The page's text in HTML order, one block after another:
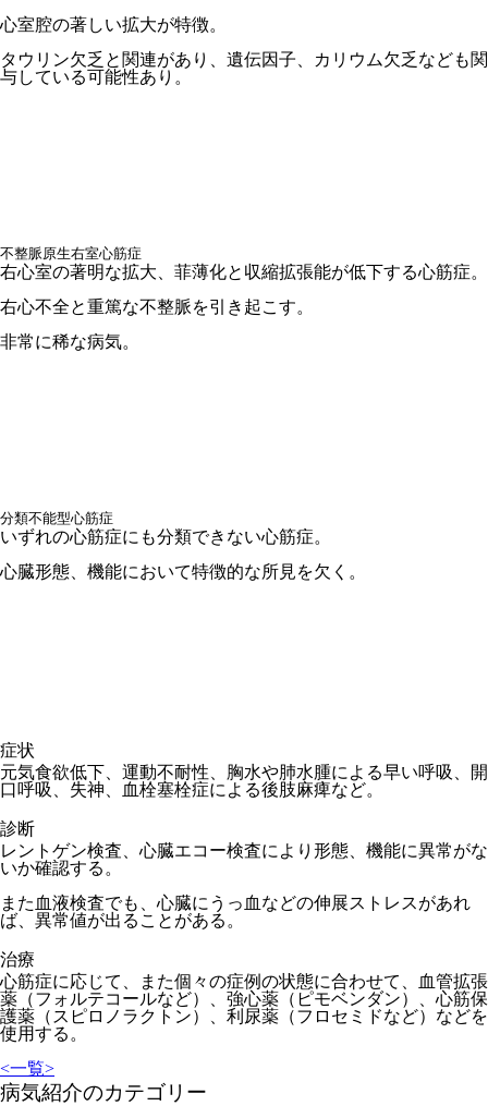
心室腔の著しい拡大が特徴。
タウリン欠乏と関連があり、遺伝因子、カリウム欠乏なども関
与している可能性あり。
不整脈原生右室心筋症
右心室の著明な拡大、菲薄化と収縮拡張能が低下する心筋症。
右心不全と重篤な不整脈を引き起こす。
非常に稀な病気。
分類不能型心筋症
いずれの心筋症にも分類できない心筋症。
心臓形態、機能において特徴的な所見を欠く。
症状
元気食欲低下、運動不耐性、胸水や肺水腫による早い呼吸、開
口呼吸、失神、血栓塞栓症による後肢麻痺など。
診断
レントゲン検査、心臓エコー検査により形態、機能に異常がな
いか確認する。
また血液検査でも、心臓にうっ血などの伸展ストレスがあれ
ば、異常値が出ることがある。
治療
心筋症に応じて、また個々の症例の状態に合わせて、血管拡張
薬（フォルテコールなど）、強心薬（ピモベンダン）、心筋保
護薬（スピロノラクトン）、利尿薬（フロセミドなど）などを
使用する。
<一覧>
病気紹介のカテゴリー